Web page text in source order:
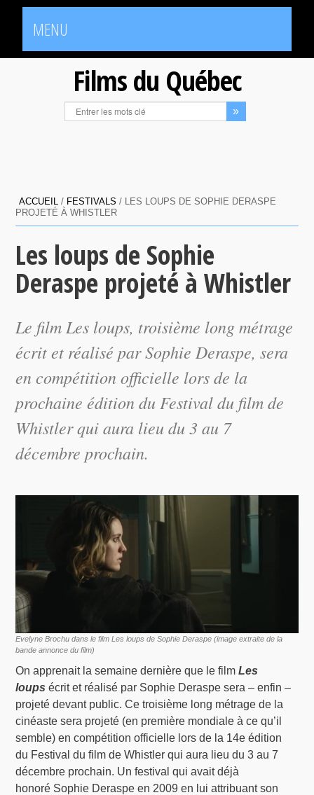
MENU
Films du Québec
ACCUEIL / FESTIVALS / LES LOUPS DE SOPHIE DERASPE
PROJETÉ À WHISTLER
Les loups de Sophie
Deraspe projeté à Whistler
Le film Les loups, troisième long métrage
écrit et réalisé par Sophie Deraspe, sera
en compétition officielle lors de la
prochaine édition du Festival du film de
Whistler qui aura lieu du 3 au 7
décembre prochain.
Evelyne Brochu dans le film Les loups de Sophie Deraspe (image extraite de la
bande annonce du film)
On apprenait la semaine dernière que le filmLes
loups écrit et réalisé par Sophie Deraspe sera – enfin –
projeté devant public. Ce troisième long métrage de la
cinéaste sera projeté (en première mondiale à ce qu’il
semble) en compétition officielle lors de la 14e édition
du Festival du film de Whistler qui aura lieu du 3 au 7
décembre prochain. Un festival qui avait déjà
honoré Sophie Deraspe en 2009 en lui attribuant son